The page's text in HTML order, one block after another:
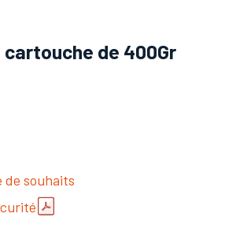
cartouche de 400Gr
de souhaits